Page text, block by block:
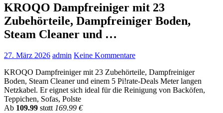
KROQO Dampfreiniger mit 23
Zubehörteile, Dampfreiniger Boden,
Steam Cleaner und …
27. März 2026 admin Keine Kommentare
KROQO Dampfreiniger mit 23 Zubehörteile, Dampfreiniger
Boden, Steam Cleaner und einem 5 Pi!rate-Deals Meter langen
Netzkabel. Er eignet sich ideal für die Reinigung von Backöfen,
Teppichen, Sofas, Polste
Аb 109.99 stαtt 169.99 €